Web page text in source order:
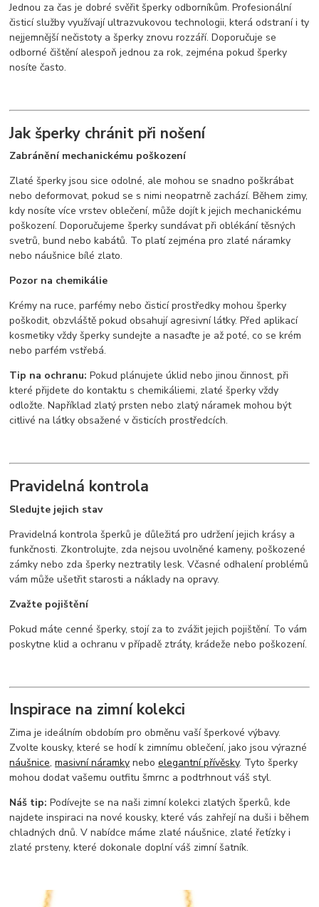
Jednou za čas je dobré svěřit šperky odborníkům. Profesionální
čisticí služby využívají ultrazvukovou technologii, která odstraní i ty
nejjemnější nečistoty a šperky znovu rozzáří. Doporučuje se
odborné čištění alespoň jednou za rok, zejména pokud šperky
nosíte často.
Jak šperky chránit při nošení
Zabránění mechanickému poškození
Zlaté šperky jsou sice odolné, ale mohou se snadno poškrábat
nebo deformovat, pokud se s nimi neopatrně zachází. Během zimy,
kdy nosíte více vrstev oblečení, může dojít k jejich mechanickému
poškození. Doporučujeme šperky sundávat při oblékání těsných
svetrů, bund nebo kabátů. To platí zejména pro zlaté náramky
nebo náušnice bílé zlato.
Pozor na chemikálie
Krémy na ruce, parfémy nebo čisticí prostředky mohou šperky
poškodit, obzvláště pokud obsahují agresivní látky. Před aplikací
kosmetiky vždy šperky sundejte a nasaďte je až poté, co se krém
nebo parfém vstřebá.
Tip na ochranu: Pokud plánujete úklid nebo jinou činnost, při
které přijdete do kontaktu s chemikáliemi, zlaté šperky vždy
odložte. Například zlatý prsten nebo zlatý náramek mohou být
citlivé na látky obsažené v čisticích prostředcích.
Pravidelná kontrola
Sledujte jejich stav
Pravidelná kontrola šperků je důležitá pro udržení jejich krásy a
funkčnosti. Zkontrolujte, zda nejsou uvolněné kameny, poškozené
zámky nebo zda šperky neztratily lesk. Včasné odhalení problémů
vám může ušetřit starosti a náklady na opravy.
Zvažte pojištění
Pokud máte cenné šperky, stojí za to zvážit jejich pojištění. To vám
poskytne klid a ochranu v případě ztráty, krádeže nebo poškození.
Inspirace na zimní kolekci
Zima je ideálním obdobím pro obměnu vaší šperkové výbavy.
Zvolte kousky, které se hodí k zimnímu oblečení, jako jsou výrazné
náušnice,masivní náramky neboelegantní přívěsky. Tyto šperky
mohou dodat vašemu outfitu šmrnc a podtrhnout váš styl.
Náš tip: Podívejte se na naši zimní kolekci zlatých šperků, kde
najdete inspiraci na nové kousky, které vás zahřejí na duši i během
chladných dnů. V nabídce máme zlaté náušnice, zlaté řetízky i
zlaté prsteny, které dokonale doplní váš zimní šatník.